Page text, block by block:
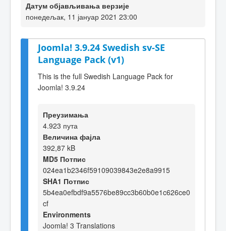
Датум објављивања верзије
понедељак, 11 јануар 2021 23:00
Joomla! 3.9.24 Swedish sv-SE
Language Pack (v1)
This is the full Swedish Language Pack for
Joomla! 3.9.24
Преузимања
4.923 пута
Величина фајла
392,87 kB
MD5 Потпис
024ea1b2346f59109039843e2e8a9915
SHA1 Потпис
5b4ea0efbdf9a5576be89cc3b60b0e1c626ce0
cf
Environments
Joomla! 3 Translations